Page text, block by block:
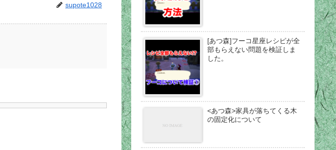
supote1028
[あつ森]フーコ星座レシピが全
部もらえない問題を検証しま
した。
<あつ森>家具が落ちてくる木
の固定化について